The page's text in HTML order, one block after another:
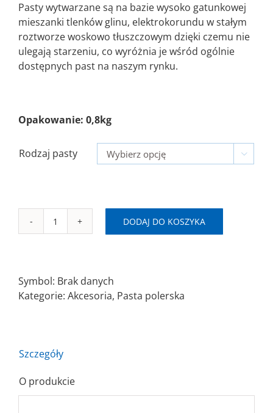
44,26 zł
do
69,22 zł
Pasty wytwarzane są na bazie wysoko gatunkowej
mieszanki tlenków glinu, elektrokorundu w stałym
roztworze woskowo tłuszczowym dzięki czemu nie
ulegają starzeniu, co wyróżnia je wśród ogólnie
dostępnych past na naszym rynku.
Opakowanie: 0,8kg
Rodzaj pasty 
ilość
blok
0,8kg
DODAJ DO KOSZYKA
Symbol: Brak danych
Kategorie: Akcesoria, Pasta polerska
Szczegóły
O produkcie